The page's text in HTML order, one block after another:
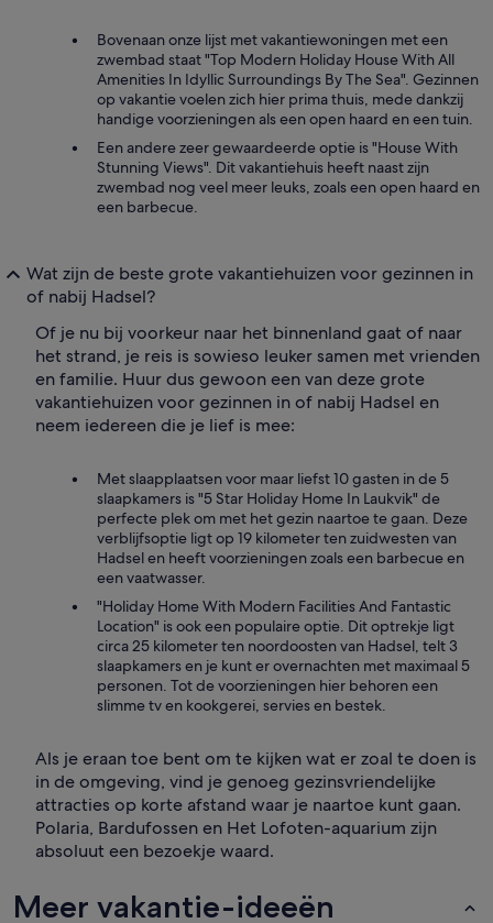
Bovenaan onze lijst met vakantiewoningen met een
zwembad staat "Top Modern Holiday House With All
Amenities In Idyllic Surroundings By The Sea". Gezinnen
op vakantie voelen zich hier prima thuis, mede dankzij
handige voorzieningen als een open haard en een tuin.
Een andere zeer gewaardeerde optie is "House With
Stunning Views". Dit vakantiehuis heeft naast zijn
zwembad nog veel meer leuks, zoals een open haard en
een barbecue.
Wat zijn de beste grote vakantiehuizen voor gezinnen in
of nabij Hadsel?
Of je nu bij voorkeur naar het binnenland gaat of naar
het strand, je reis is sowieso leuker samen met vrienden
en familie. Huur dus gewoon een van deze grote
vakantiehuizen voor gezinnen in of nabij Hadsel en
neem iedereen die je lief is mee:
Met slaapplaatsen voor maar liefst 10 gasten in de 5
slaapkamers is "5 Star Holiday Home In Laukvik" de
perfecte plek om met het gezin naartoe te gaan. Deze
verblijfsoptie ligt op 19 kilometer ten zuidwesten van
Hadsel en heeft voorzieningen zoals een barbecue en
een vaatwasser.
"Holiday Home With Modern Facilities And Fantastic
Location" is ook een populaire optie. Dit optrekje ligt
circa 25 kilometer ten noordoosten van Hadsel, telt 3
slaapkamers en je kunt er overnachten met maximaal 5
personen. Tot de voorzieningen hier behoren een
slimme tv en kookgerei, servies en bestek.
Als je eraan toe bent om te kijken wat er zoal te doen is
in de omgeving, vind je genoeg gezinsvriendelijke
attracties op korte afstand waar je naartoe kunt gaan.
Polaria, Bardufossen en Het Lofoten-aquarium zijn
absoluut een bezoekje waard.
Meer vakantie-ideeën